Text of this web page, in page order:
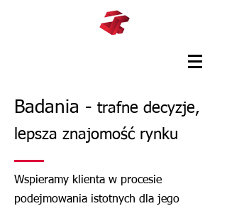
Badania - trafne decyzje,
lepsza znajomość rynku
Wspieramy klienta w procesie
podejmowania istotnych dla jego